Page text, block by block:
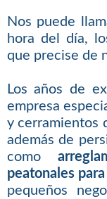
Nos puede
hora del día,
que precise de
Los años de
empresa
y cerramientos
además de
como
peatonales
pequeños